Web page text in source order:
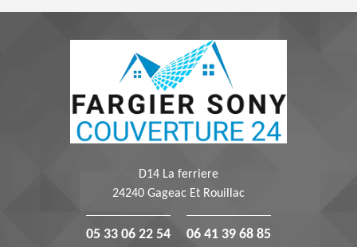
D14 La ferriere
24240 Gageac Et Rouillac
05 33 06 22 54 06 41 39 68 85